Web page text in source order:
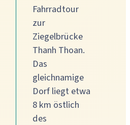
Fahrradtour
zur
Ziegelbrücke
Thanh Thoan.
Das
gleichnamige
Dorf liegt etwa
8 km östlich
des